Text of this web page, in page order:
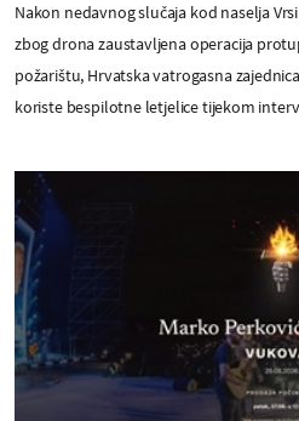
Nakon nedavnog slučaja kod naselja
zbog drona zaustavljena operacija
požarištu, Hrvatska vatrogasna
koriste bespilotne letjelice tijekom